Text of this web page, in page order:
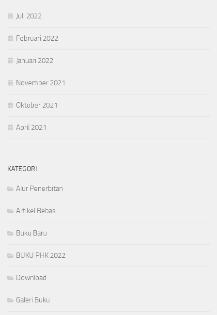
Juli 2022
Februari 2022
Januari 2022
November 2021
Oktober 2021
April 2021
KATEGORI
Alur Penerbitan
Artikel Bebas
Buku Baru
BUKU PHK 2022
Download
Galeri Buku